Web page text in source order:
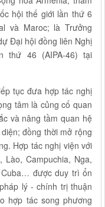
hội thế giới lần thứ 6
và Maroc; là Trưởng
Đại hội đồng liên Nghị
thứ 46 (AIPA-46) tại
tục đưa hợp tác nghị
tâm là củng cố quan
và nâng tầm quan hệ
đồng thời mở rộng
Hợp tác nghị viện với
Campuchia, Nga,
Cuba… được duy trì ổn
lý - chính trị thuận
hợp tác song phương